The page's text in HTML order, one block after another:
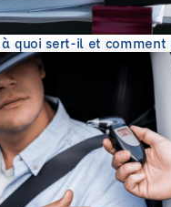
quoi sert-il et comment